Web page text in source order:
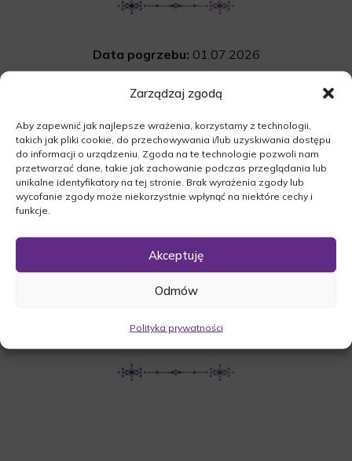
Zarządzaj zgodą
Aby zapewnić jak najlepsze wrażenia, korzystamy z technologii,
takich jak pliki cookie, do przechowywania i/lub uzyskiwania dostępu
do informacji o urządzeniu. Zgoda na te technologie pozwoli nam
przetwarzać dane, takie jak zachowanie podczas przeglądania lub
unikalne identyfikatory na tej stronie. Brak wyrażenia zgody lub
wycofanie zgody może niekorzystnie wpłynąć na niektóre cechy i
funkcje.
Akceptuję
Odmów
Polityka prywatności
Data pogrzebu: 01.07.2026
pw. Niepokalanego Poczęcia NMP w Łagówku
Łagówek 6, 66-220 Łagówek
Cmentarz: komunalny w Łagówku
Trześniowska, 66-220 Łagówek
UDOSTĘPNIJ NEKROLOG